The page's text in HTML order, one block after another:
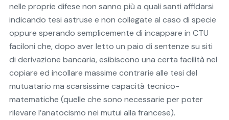
nelle proprie difese non sanno più a quali santi affidarsi
indicando tesi astruse e non collegate al caso di specie
oppure sperando semplicemente di incappare in CTU
faciloni che, dopo aver letto un paio di sentenze su siti
di derivazione bancaria, esibiscono una certa facilità nel
copiare ed incollare massime contrarie alle tesi del
mutuatario ma scarsissime capacità tecnico-
matematiche (quelle che sono necessarie per poter
rilevare l’anatocismo nei mutui alla francese).